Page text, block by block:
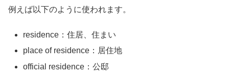
例えば以下のように使われます。
residence：住居、住まい
place of residence：居住地
official residence：公邸